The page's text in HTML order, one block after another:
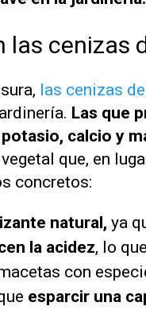
las cenizas
las cenizas
Las que
calcio y
que, en
concretos:
natural, ya
la acidez, lo
con
esparcir una